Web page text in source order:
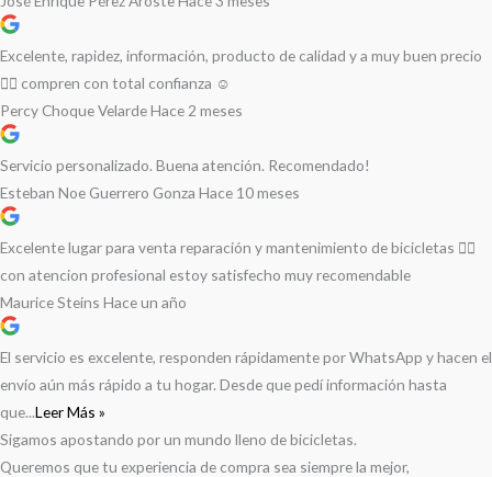
Excelente, rapidez, información, producto de calidad y a muy buen precio
👌🏻 compren con total confianza ☺️
Percy Choque VelardeHace 2 meses
Servicio personalizado. Buena atención. Recomendado!
Esteban Noe Guerrero Gonza Hace 10 meses
Excelente lugar para venta reparación y mantenimiento de bicicletas 🚵‍♀️
con atencion profesional estoy satisfecho muy recomendable
Maurice Steins Hace un año
El servicio es excelente, responden rápidamente por WhatsApp y hacen el
envío aún más rápido a tu hogar. Desde que pedí información hasta
que...Leer Más »
Sigamos apostando por un mundo lleno de bicicletas.
Queremos que tu experiencia de compra sea siempre la mejor,